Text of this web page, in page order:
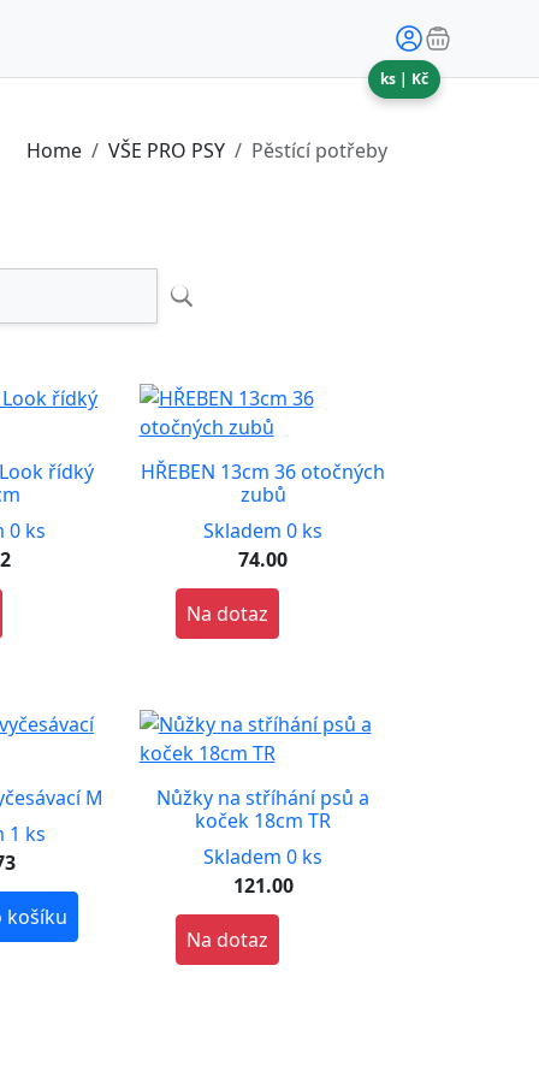
ks | Kč
Home VŠE PRO PSY Pěstící potřeby
řídký
0 ks
HŘEBEN 13cm 36 otočných
zubů
Skladem 0 ks
74.00
Na dotaz
M
1 ks
košíku
Nůžky na stříhání psů a
koček 18cm TR
Skladem 0 ks
121.00
Na dotaz